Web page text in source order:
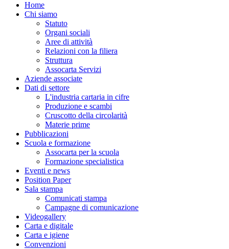
Home
Chi siamo
Statuto
Organi sociali
Aree di attività
Relazioni con la filiera
Struttura
Assocarta Servizi
Aziende associate
Dati di settore
L'industria cartaria in cifre
Produzione e scambi
Cruscotto della circolarità
Materie prime
Pubblicazioni
Scuola e formazione
Assocarta per la scuola
Formazione specialistica
Eventi e news
Position Paper
Sala stampa
Comunicati stampa
Campagne di comunicazione
Videogallery
Carta e digitale
Carta e igiene
Convenzioni